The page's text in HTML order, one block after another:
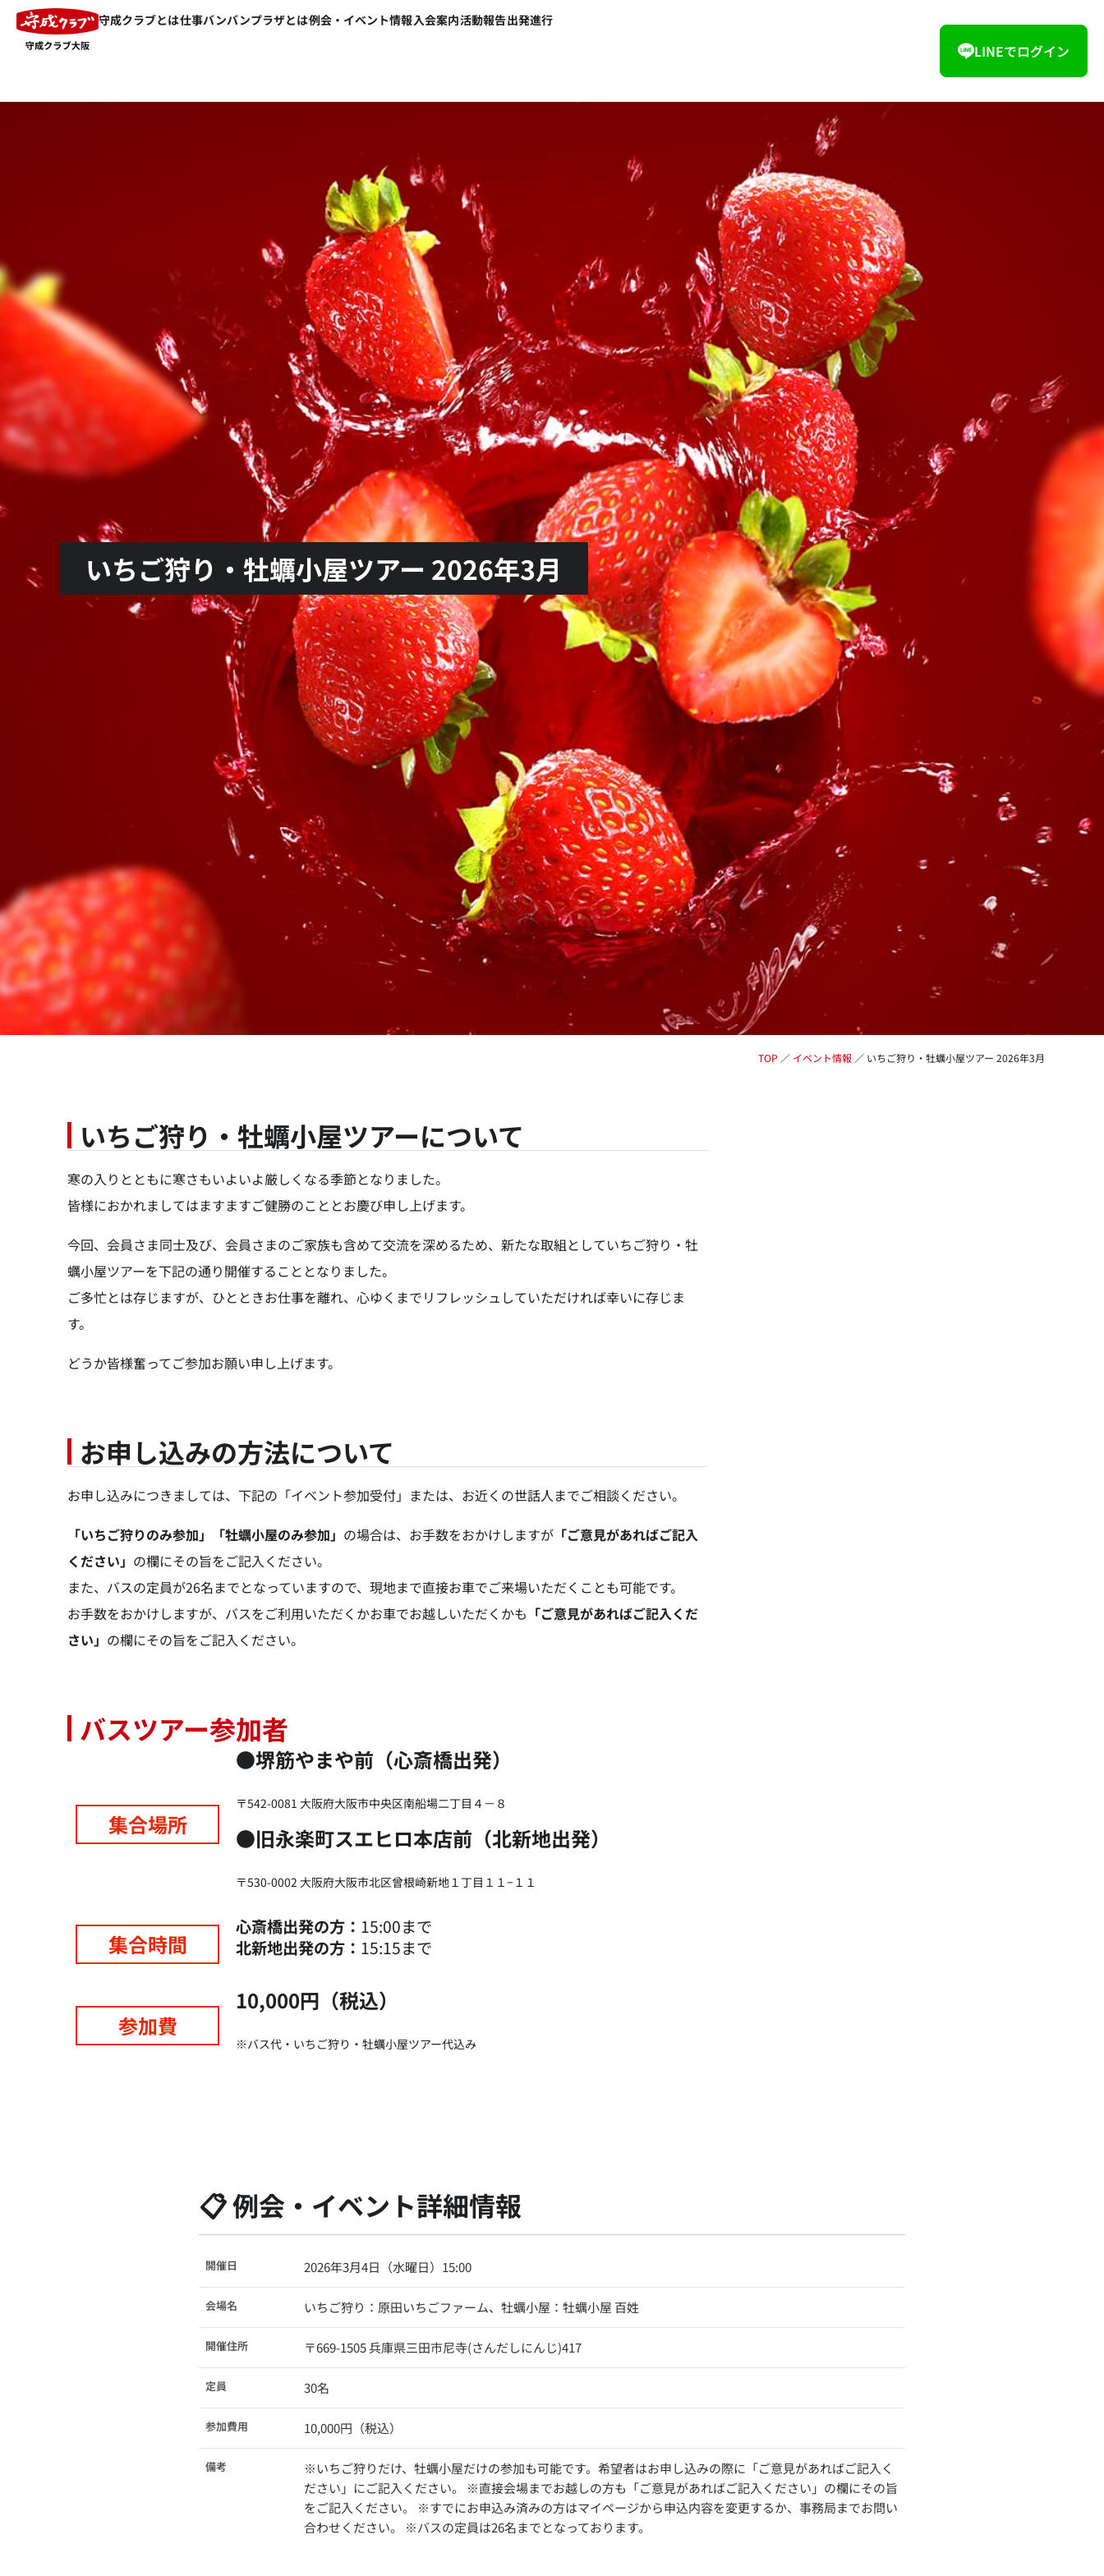
守成クラブとは仕事バンバンプラザとは例会・イベント情報入会案内活動報告出発進行
LINEでログイン
いちご狩り・牡蠣小屋ツアー 2026年3月
TOP ／ イベント情報 ／ いちご狩り・牡蠣小屋ツアー 2026年3月
いちご狩り・牡蠣小屋ツアーについて
寒の入りとともに寒さもいよいよ厳しくなる季節となりました。
皆様におかれましてはますますご健勝のこととお慶び申し上げます。
今回、会員さま同士及び、会員さまのご家族も含めて交流を深めるため、新たな取組としていちご狩り・牡
蠣小屋ツアーを下記の通り開催することとなりました。
ご多忙とは存じますが、ひとときお仕事を離れ、心ゆくまでリフレッシュしていただければ幸いに存じま
す。
どうか皆様奮ってご参加お願い申し上げます。
お申し込みの方法について
お申し込みにつきましては、下記の「イベント参加受付」または、お近くの世話人までご相談ください。
「いちご狩りのみ参加」「牡蠣小屋のみ参加」 の場合は、お手数をおかけしますが 「ご意見があればご記入
ください」 の欄にその旨をご記入ください。
また、バスの定員が26名までとなっていますので、現地まで直接お車でご来場いただくことも可能です。
お手数をおかけしますが、バスをご利用いただくかお車でお越しいただくかも 「ご意見があればご記入くだ
さい」 の欄にその旨をご記入ください。
バスツアー参加者
集合場所
●堺筋やまや前（心斎橋出発）
〒542-0081 大阪府大阪市中央区南船場二丁目４－８
●旧永楽町スエヒロ本店前（北新地出発）
〒530-0002 大阪府大阪市北区曾根崎新地１丁目１１−１１
集合時間
心斎橋出発の方： 15:00まで
北新地出発の方： 15:15まで
参加費
10,000円（税込）
※バス代・いちご狩り・牡蠣小屋ツアー代込み
📋 例会・イベント詳細情報
開催日 2026年3月4日（水曜日）15:00
会場名 いちご狩り：原田いちごファーム、牡蠣小屋：牡蠣小屋 百姓
開催住所 〒669-1505 兵庫県三田市尼寺(さんだしにんじ)417
定員 30名
参加費用 10,000円（税込）
備考
※いちご狩りだけ、牡蠣小屋だけの参加も可能です。希望者はお申し込みの際に「ご意見があればご記入く
ださい」にご記入ください。 ※直接会場までお越しの方も「ご意見があればご記入ください」の欄にその旨
をご記入ください。 ※すでにお申込み済みの方はマイページから申込内容を変更するか、事務局までお問い
合わせください。 ※バスの定員は26名までとなっております。